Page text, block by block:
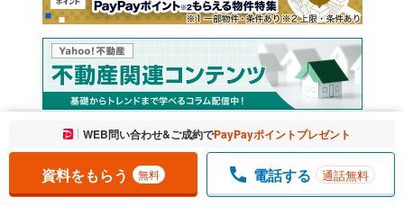
お気に入りに追加しました。 一覧を開く
WEB問い合わせ&ご成約でPayPayポイントプレゼント
資料をもらう 無料 電話する 通話無料